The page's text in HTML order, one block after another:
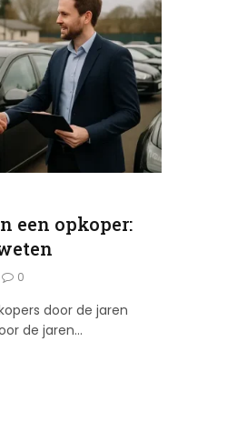
een opkoper:
0
door de jaren
de jaren…